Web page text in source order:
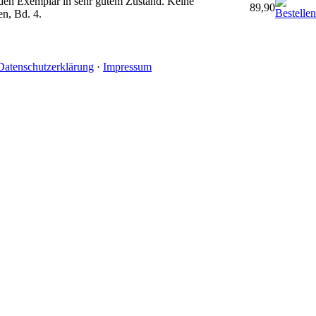
Bd. 4.
89,90
· Impressum